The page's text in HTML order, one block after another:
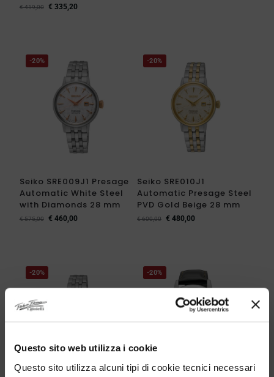
Questo sito web utilizza i cookie
Questo sito utilizza alcuni tipi di cookie tecnici necessari
€419,00 € 335,20
-20%
Seiko SRE009J1 Presage
Automatic White Steel
with Diamonds 28 mm
€575,00 € 460,00
-20%
Seiko SRE010J1
Automatic Presage Steel
PVD Gold Beige 28 mm
€600,00 € 480,00
-20% -20%